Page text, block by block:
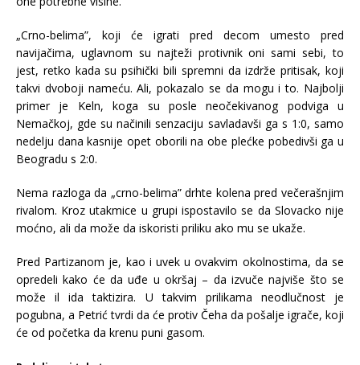
„Crno-belima”, koji će igrati pred decom umesto pred
navijačima, uglavnom su najteži protivnik oni sami sebi, to
jest, retko kada su psihički bili spremni da izdrže pritisak, koji
takvi dvoboji nameću. Ali, pokazalo se da mogu i to. Najbolji
primer je Keln, koga su posle neočekivanog podviga u
Nemačkoj, gde su načinili senzaciju savladavši ga s 1:0, samo
nedelju dana kasnije opet oborili na obe plećke pobedivši ga u
Beogradu s 2:0.
Nema razloga da „crno-belima” drhte kolena pred večerašnjim
rivalom. Kroz utakmice u grupi ispostavilo se da Slovacko nije
moćno, ali da može da iskoristi priliku ako mu se ukaže.
Pred Partizanom je, kao i uvek u ovakvim okolnostima, da se
opredeli kako će da uđe u okršaj – da izvuče najviše što se
može il ida taktizira. U takvim prilikama neodlučnost je
pogubna, a Petrić tvrdi da će protiv Čeha da pošalje igrače, koji
će od početka da krenu puni gasom.